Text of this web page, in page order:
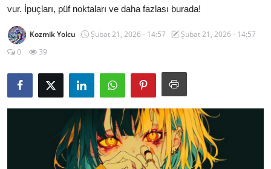
Anime Karakterleri
Anime
Testler
vur. İpuçları, püf noktaları ve daha fazlası burada!
Kozmik Yolcu Şubat 21, 2026 - 14:57
Şubat 21, 2026 - 14:57
0
39